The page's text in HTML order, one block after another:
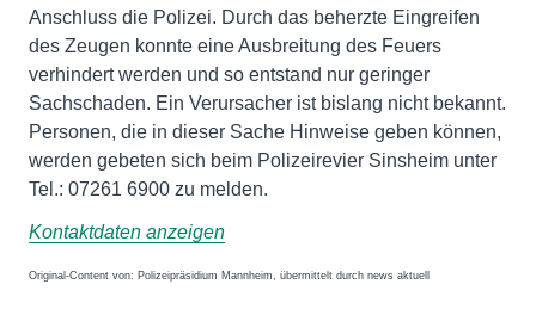
Anschluss die Polizei. Durch das beherzte Eingreifen
des Zeugen konnte eine Ausbreitung des Feuers
verhindert werden und so entstand nur geringer
Sachschaden. Ein Verursacher ist bislang nicht bekannt.
Personen, die in dieser Sache Hinweise geben können,
werden gebeten sich beim Polizeirevier Sinsheim unter
Tel.: 07261 6900 zu melden.
Kontaktdaten anzeigen
Original-Content von: Polizeipräsidium Mannheim, übermittelt durch news aktuell